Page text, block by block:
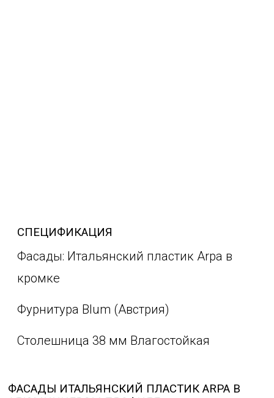
СПЕЦИФИКАЦИЯ
Фасады: Итальянский пластик Arpa в
кромке
Фурнитура Blum (Австрия)
Столешница 38 мм Влагостойкая
ФАСАДЫ ИТАЛЬЯНСКИЙ ПЛАСТИК ARPA В